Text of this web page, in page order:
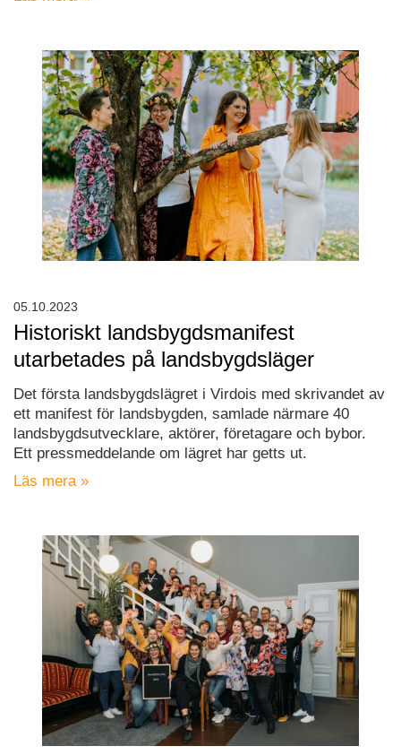
Historiskt landsbygdsmanifest
utarbetades på landsbygdsläger
Det första landsbygdslägret i Virdois med skrivandet av
ett manifest för landsbygden, samlade närmare 40
landsbygdsutvecklare, aktörer, företagare och bybor.
Ett pressmeddelande om lägret har getts ut.
Läs mera »
05.10.2023